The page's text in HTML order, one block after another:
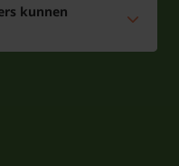
kunnen